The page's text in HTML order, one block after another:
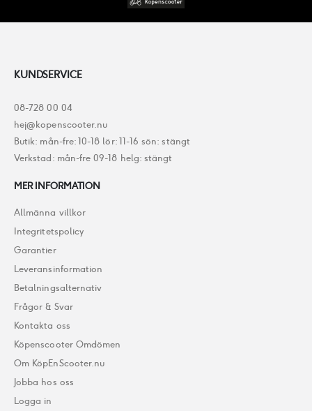
KUNDSERVICE
08-728 00 04
hej@kopenscooter.nu
Butik: mån-fre: 10-18 lör: 11-16 sön: stängt
Verkstad: mån-fre 09-18 helg: stängt
MER INFORMATION
Allmänna villkor
Integritetspolicy
Garantier
Leveransinformation
Betalningsalternativ
Frågor & Svar
Kontakta oss
Köpenscooter Omdömen
Om KöpEnScooter.nu
Jobba hos oss
Logga in